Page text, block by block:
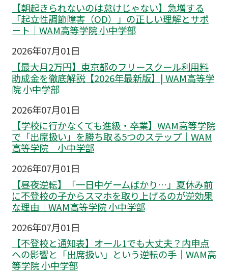
【朝起きられないのは怠けじゃない】急増する
「起立性調節障害（OD）」の正しい理解とサポ
ート｜WAM高等学院 小中学部
2026年07月01日
【最大月2万円】東京都のフリースクール利用料
助成金を徹底解説【2026年最新版】| WAM高等学
院 小中学部
2026年07月01日
【学校に行かなくても進級・卒業】WAM高等学院
で「出席扱い」を勝ち取る5つのステップ｜WAM
高等学院 小中学部
2026年07月01日
【昼夜逆転】「一日中ゲームばかり…」夏休み前
に不登校の子からスマホを取り上げるのが逆効果
な理由｜WAM高等学院 小中学部
2026年07月01日
【不登校と通知表】オール1でも大丈夫？内申点
への影響と「出席扱い」という逆転の手｜WAM高
等学院 小中学部